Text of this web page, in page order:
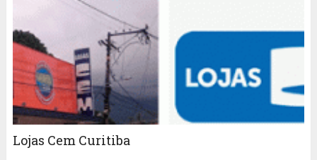
Lojas Cem Curitiba